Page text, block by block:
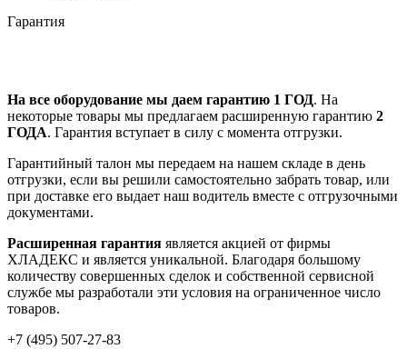
Гарантия
На все оборудование мы даем гарантию 1 ГОД. На
некоторые товары мы предлагаем расширенную гарантию 2
ГОДА. Гарантия вступает в силу с момента отгрузки.
Гарантийный талон мы передаем на нашем складе в день
отгрузки, если вы решили самостоятельно забрать товар, или
при доставке его выдает наш водитель вместе с отгрузочными
документами.
Расширенная гарантия является акцией от фирмы
ХЛАДЕКС и является уникальной. Благодаря большому
количеству совершенных сделок и собственной сервисной
службе мы разработали эти условия на ограниченное число
товаров.
+7 (495) 507-27-83